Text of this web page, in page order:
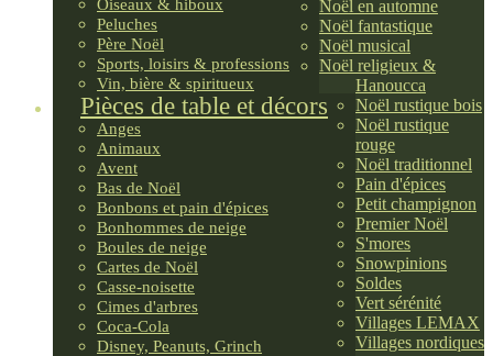
Oiseaux & hiboux
Peluches
Père Noël
Sports, loisirs & professions
Vin, bière & spiritueux
Pièces de table et décors
Anges
Animaux
Avent
Bas de Noël
Bonbons et pain d'épices
Bonhommes de neige
Boules de neige
Cartes de Noël
Casse-noisette
Cimes d'arbres
Coca-Cola
Disney, Peanuts, Grinch
Noël en automne
Noël fantastique
Noël musical
Noël religieux &
Hanoucca
Noël rustique bois
Noël rustique
rouge
Noël traditionnel
Pain d'épices
Petit champignon
Premier Noël
S'mores
Snowpinions
Soldes
Vert sérénité
Villages LEMAX
Villages nordiques